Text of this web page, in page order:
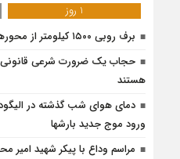
1 روز
برف روبی ۱۵۰۰ کیلومتر از محور‌های مواصلاتی شهرستان الیگودرز
حجاب یک ضرورت شرعی قانونی
هستند
ورود موج جدید بارشها
مراسم وداع با پیکر شهید امیر